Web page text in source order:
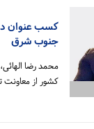
کسب عنوان
جنوب شرق
محمد رضا
کشور از معاونت